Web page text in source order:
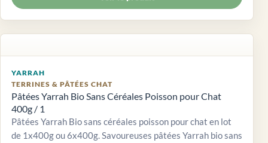
YARRAH
TERRINES & PÂTÉES CHAT
Pâtées Yarrah Bio Sans Céréales Poisson pour Chat
400g / 1
Pâtées Yarrah Bio sans céréales poisson pour chat en lot
de 1x400g ou 6x400g. Savoureuses pâtées Yarrah bio sans